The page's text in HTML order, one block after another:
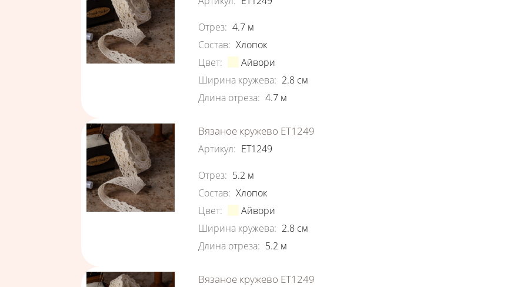
Характеристики
Отрез: 4.7 м
Состав: Хлопок
Цвет:
Айвори
Ширина кружева: 2.8 см
Длина отреза: 4.7 м
Вязаное кружево ЕТ1249
Артикул: ЕТ1249
Характеристики
Отрез: 5.2 м
Состав: Хлопок
Цвет:
Айвори
Ширина кружева: 2.8 см
Длина отреза: 5.2 м
Вязаное кружево ЕТ1249